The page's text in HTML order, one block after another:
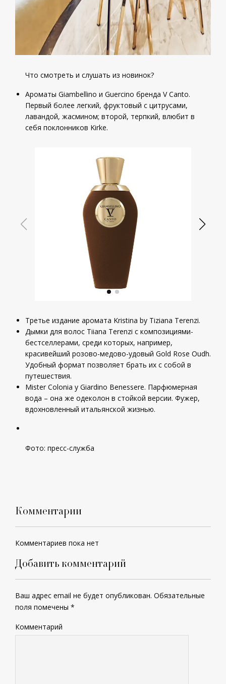
Что смотреть и слушать из новинок?
Ароматы Giambellino и Guercino бренда V Canto.
Первый более легкий, фруктовый с цитрусами,
лавандой, жасмином; второй, терпкий, влюбит в
себя поклонников Kirke.
Третье издание аромата Kristina by Tiziana Terenzi.
Дымки для волос Tiiana Terenzi с композициями-
бестселлерами, среди которых, например,
красивейший розово-медово-удовый Gold Rose Oudh.
Удобный формат позволяет брать их с собой в
путешествия.
Mister Colonia у Giardino Benessere. Парфюмерная
вода – она же одеколон в стойкой версии. Фужер,
вдохновленный итальянской жизнью.
Фото: пресс-служба
Комментарии
Комментариев пока нет
Добавить комментарий
Ваш адрес email не будет опубликован. Обязательные
поля помечены *
Комментарий